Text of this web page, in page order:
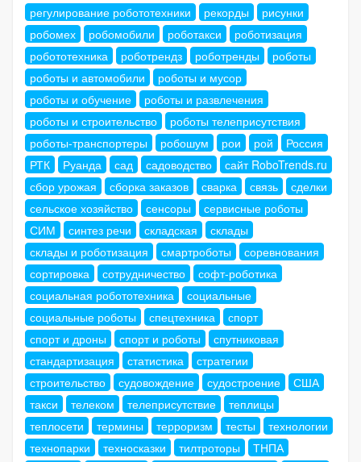
регулирование робототехники
рекорды
рисунки
робомех
робомобили роботакси
роботизация
робототехника
роботрендз роботренды
роботы
роботы и автомобили
роботы и мусор
роботы и обучение
роботы и развлечения
роботы и строительство
роботы телеприсутствия
роботы-транспортеры
робошум рои рой
Россия
РТК
Руанда сад садоводство
сайт RoboTrends.ru
сбор урожая
сборка заказов сварка связь
сделки
сельское хозяйство
сенсоры
сервисные роботы
СИМ
синтез речи складская
склады
склады и роботизация
смартроботы
соревнования
сортировка
сотрудничество
софт-роботика
социальная робототехника
социальные
социальные роботы
спецтехника
спорт
спорт и дроны
спорт и роботы
спутниковая
стандартизация
статистика
стратегии
строительство
судовождение судостроение
США
такси
телеком телеприсутствие
теплицы
теплосети
термины терроризм тесты
технологии
технопарки
техносказки тилтроторы
ТНПА